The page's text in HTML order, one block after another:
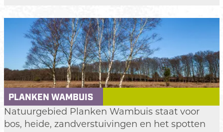
o
e
e
l
PLANKEN WAMBUIS
P
l
Natuurgebied Planken Wambuis staat voor
bos, heide, zandverstuivingen en het spotten